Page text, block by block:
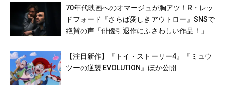
70年代映画へのオマージュが胸アツ！R・レッ
ドフォード『さらば愛しきアウトロー』SNSで
絶賛の声「俳優引退作にふさわしい作品！」
【注目新作】『トイ・ストーリー4』『ミュウ
ツーの逆襲 EVOLUTION』ほか公開